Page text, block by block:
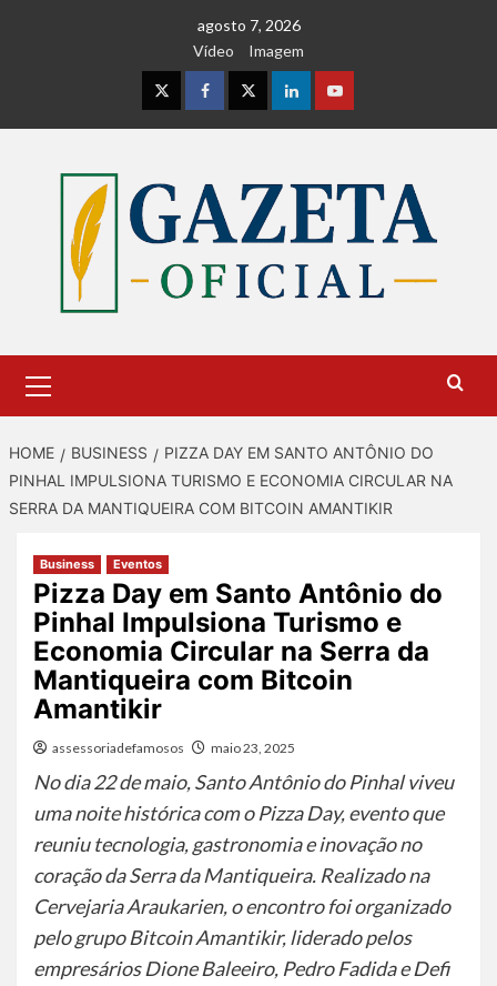
agosto 7, 2026
Vídeo
Imagem
InstagramFacebookTwitterLinkedinYoutube
Menu
HOME BUSINESS
PIZZA DAY EM SANTO ANTÔNIO DO
PINHAL IMPULSIONA TURISMO E ECONOMIA CIRCULAR NA
SERRA DA MANTIQUEIRA COM BITCOIN AMANTIKIR
Business Eventos
Pizza Day em Santo Antônio do
Pinhal Impulsiona Turismo e
Economia Circular na Serra da
Mantiqueira com Bitcoin
Amantikir
assessoriadefamosos maio 23, 2025
No dia 22 de maio, Santo Antônio do Pinhal viveu
uma noite histórica com o Pizza Day, evento que
reuniu tecnologia, gastronomia e inovação no
coração da Serra da Mantiqueira. Realizado na
Cervejaria Araukarien, o encontro foi organizado
pelo grupo Bitcoin Amantikir, liderado pelos
empresários Dione Baleeiro, Pedro Fadida e Defi